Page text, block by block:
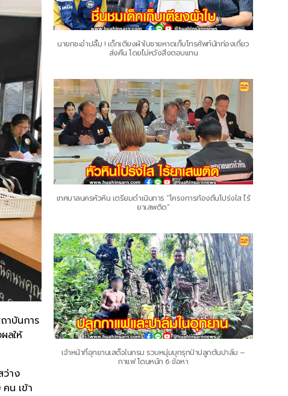
าบันการ
ลให้
ว่าง
น เข้า
นายกชะอำปลื้ม ! เด็กเตียงผ้าใบชายหาดเก็บโทรศัพท์นักท่องเที่ยว
ส่งคืน โดยไม่หวังสิ่งตอบแทน
เทศบาลนครหัวหิน เตรียมดำเนินการ “โครงการท้องถิ่นโปร่งใส ไร้
ยาเสพติด”
เจ้าหน้าที่อุทยานเสด็จในกรม รวบหนุ่มบุกรุกป่าปลูกต้นปาล์ม –
กาแฟ โดนหนัก 6 ข้อหา